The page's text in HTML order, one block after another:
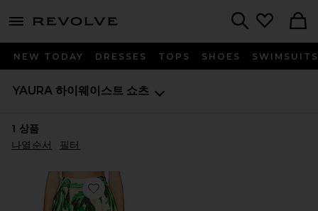
menu - shows more content
NEW TODAY DRESSES TOPS SHOES SWIMSUITS
YAURA 하이웨이스트 쇼츠
1 상품
나열순서
필터
Favorite TIMONI 반바지